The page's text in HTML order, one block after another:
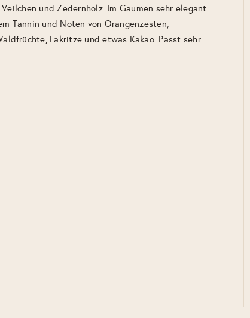
und Zedernholz. Im Gaumen sehr elegant
Tannin und Noten von Orangenzesten,
Lakritze und etwas Kakao. Passt sehr